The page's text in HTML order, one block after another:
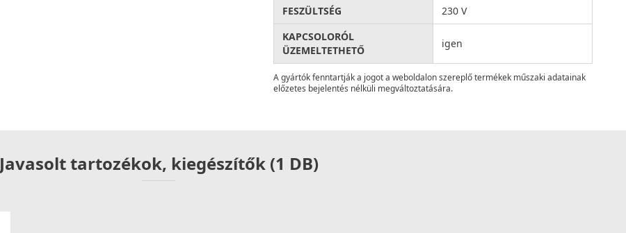
FESZÜLTSÉG
230 V
KAPCSOLORÓL
ÜZEMELTETHETŐ
igen
A gyártók fenntartják a jogot a weboldalon szereplő termékek műszaki adatainak
előzetes bejelentés nélküli megváltoztatására.
Javasolt tartozékok, kiegészítők (1 DB)